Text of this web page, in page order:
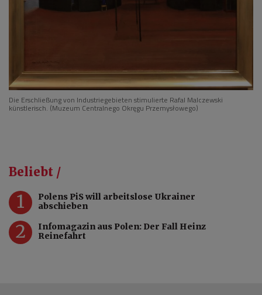
Die Erschließung von Industriegebieten stimulierte Rafal Malczewski
künstlerisch. (Muzeum Centralnego Okręgu Przemysłowego)
Beliebt /
1
Polens PiS will arbeitslose Ukrainer
abschieben
2
Infomagazin aus Polen: Der Fall Heinz
Reinefahrt